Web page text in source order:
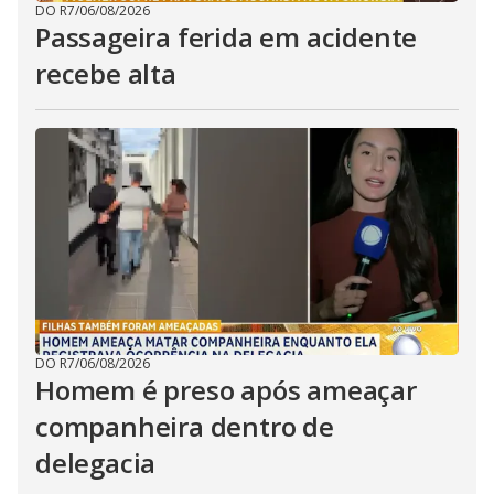
DO R7/06/08/2026
Passageira ferida em acidente
recebe alta
DO R7/06/08/2026
Homem é preso após ameaçar
companheira dentro de
delegacia